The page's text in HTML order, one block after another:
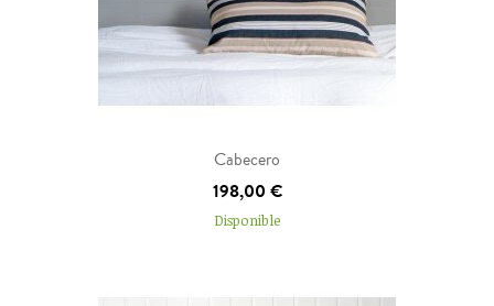
Cabecero
198,00 €
Disponible